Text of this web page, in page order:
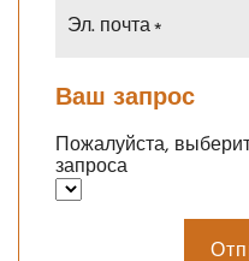
Эл. почта
Ваш запрос
Пожалуйста,
запроса